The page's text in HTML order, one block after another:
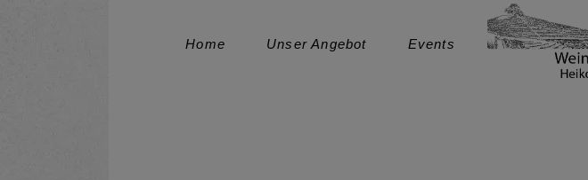
Home Unser Angebot Events